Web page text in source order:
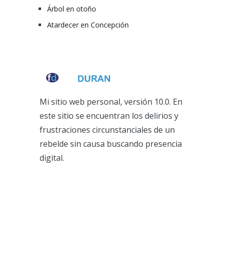
Árbol en otoño
Atardecer en Concepción
Mi sitio web personal, versión 10.0. En
este sitio se encuentran los delirios y
frustraciones circunstanciales de un
rebelde sin causa buscando presencia
digital.